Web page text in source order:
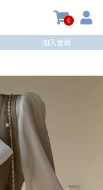
0
加入會員